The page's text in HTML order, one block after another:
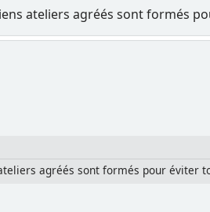
ateliers agréés sont formés
agréés sont formés pour éviter